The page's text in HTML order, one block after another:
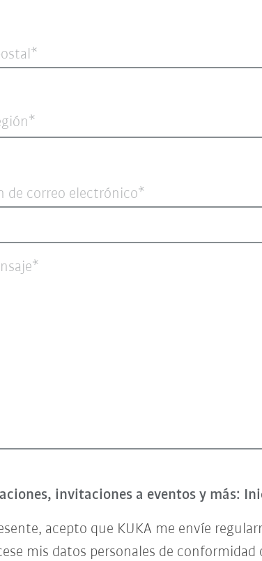
de correo electrónico
invitaciones a eventos y más:
acepto que KUKA me envíe
mis datos personales de conformidad